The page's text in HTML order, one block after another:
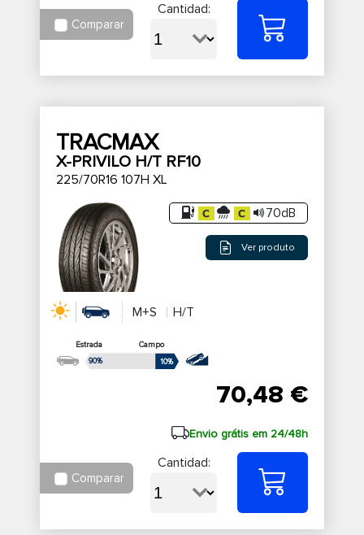
Comparar
Cantidad:
TRACMAX
X-PRIVILO H/T RF10
225/70R16 107H XL
70dB
Ver produto
M+S H/T
Estrada
Campo
90%
10%
70,48 €
Envio grátis em 24/48h
Comparar
Cantidad: